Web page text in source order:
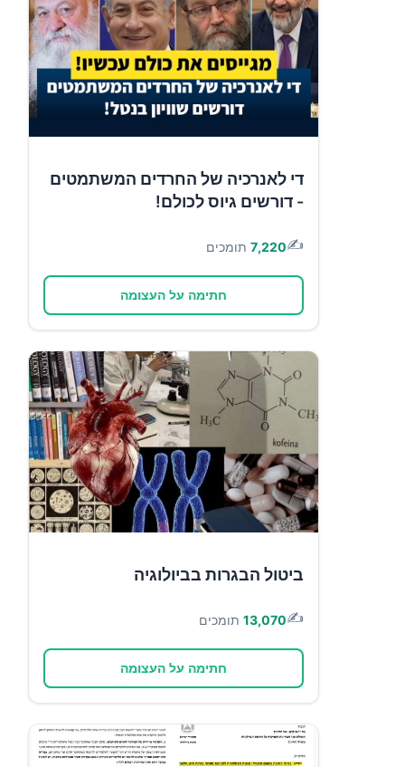
די לאנרכיה של החרדים המשתמטים
- דורשים גיוס לכולם!
✍️
7,220 תומכים
חתימה על העצומה
ביטול הבגרות בביולוגיה
✍️
13,070 תומכים
חתימה על העצומה